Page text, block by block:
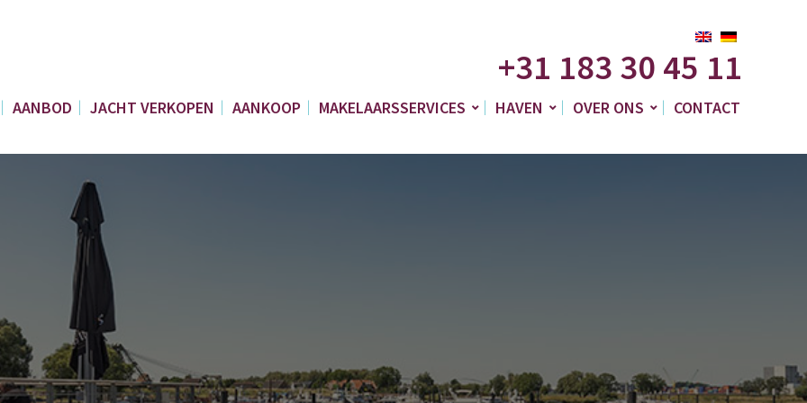
+31 183 30 45 11
AANBOD JACHT VERKOPEN AANKOOP MAKELAARSSERVICES HAVEN OVER ONS CONTACT